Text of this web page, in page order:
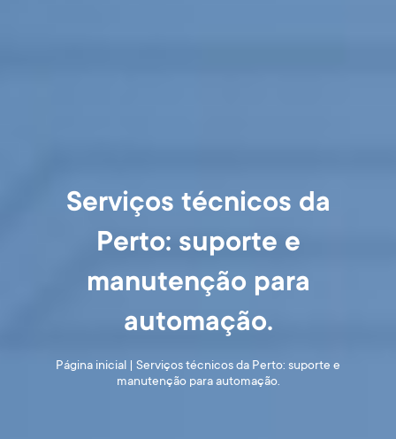
Serviços técnicos da
Perto: suporte e
manutenção para
automação.
Página inicial
Serviços técnicos da Perto: suporte e
manutenção para automação.